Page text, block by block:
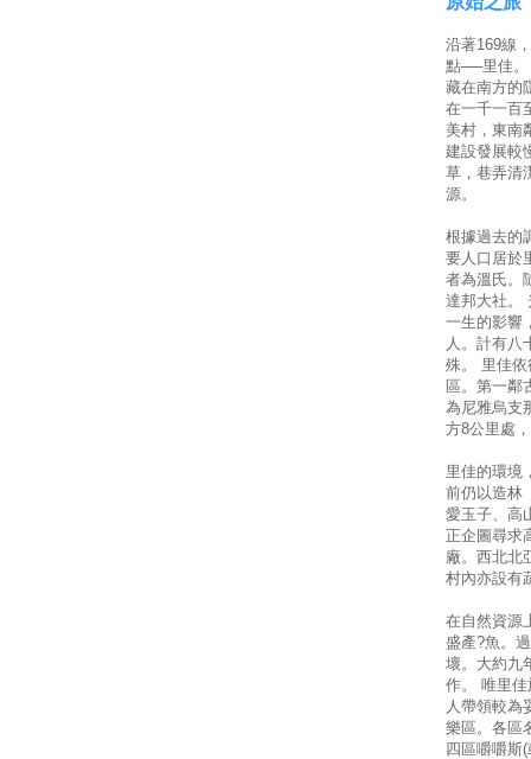
沿著169線
點──里佳。
藏在南方的
在一千一百
美村，東南
建設發展較
草，巷弄清
源。
根據過去的
要人口居於
者為溫氏。
達邦大社。
一生的影響
人。計有八
殊。 里佳
區。第一鄰
為尼雅烏支
方8公里處
里佳的環境
前仍以造林
愛玉子、高
正企圖尋求
廠。西北北
村內亦設有
在自然資源
盛產?魚。
壞。大約九
作。 唯里
人帶領較為
樂區。各區
四區嚼嚼斯